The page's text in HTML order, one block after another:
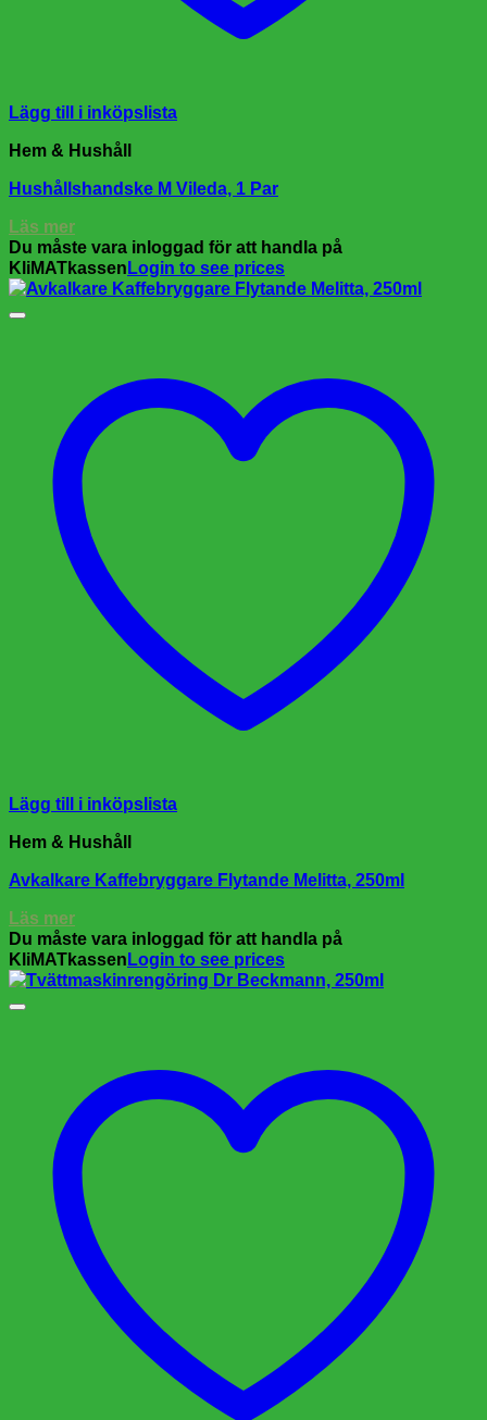
Lägg till i inköpslista
Hem & Hushåll
Hushållshandske M Vileda, 1 Par
Läs mer
Du måste vara inloggad för att handla på
KliMATkassen Login to see prices
Lägg till i inköpslista
Hem & Hushåll
Avkalkare Kaffebryggare Flytande Melitta, 250ml
Läs mer
Du måste vara inloggad för att handla på
KliMATkassen Login to see prices